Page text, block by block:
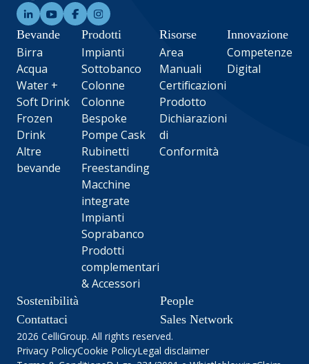
Bevande
Birra
Acqua
Water +
Soft Drink
Frozen
Drink
Altre
bevande
Prodotti
Impianti
Sottobanco
Colonne
Colonne
Bespoke
Pompe Cask
Rubinetti
Freestanding
Macchine
integrate
Impianti
Soprabanco
Prodotti
complementari
& Accessori
Risorse
Area
Manuali
Certificazioni
Prodotto
Dichiarazioni
di
Conformità
Innovazione
Competenze
Digital
Sostenibilità
People
Contattaci
Sales Network
2026 CelliGroup. All rights reserved.
Privacy PolicyCookie PolicyLegal disclaimer